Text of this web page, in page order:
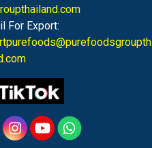
For Export: